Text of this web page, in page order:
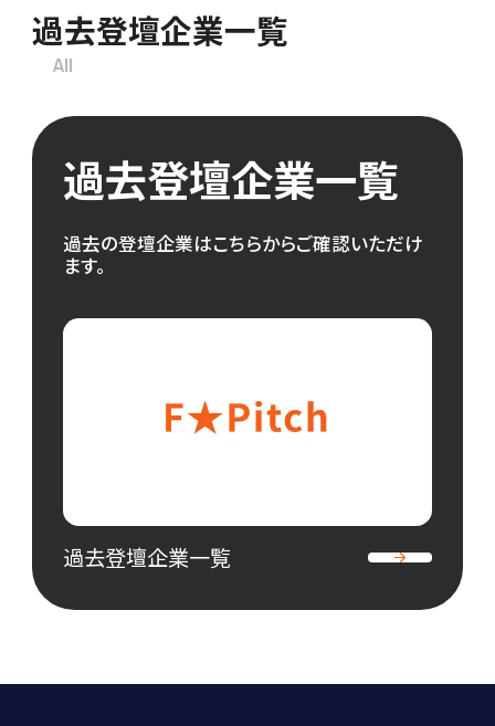
過去登壇企業一覧
All
過去登壇企業一覧
過去の登壇企業はこちらからご確認いただけ
ます。
過去登壇企業一覧